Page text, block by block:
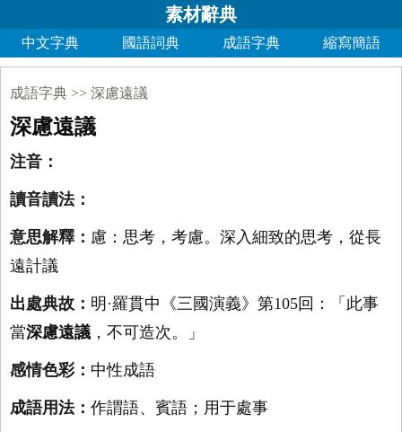
素材辭典
中文字典 國語詞典 成語字典 縮寫簡語
成語字典 >> 深慮遠議
深慮遠議
注音：
讀音讀法：
意思解釋： 慮：思考，考慮。深入細致的思考，從長
遠計議
出處典故： 明·羅貫中《三國演義》第105回：「此事
當深慮遠議 ，不可造次。」
感情色彩： 中性成語
成語用法： 作謂語、賓語；用于處事